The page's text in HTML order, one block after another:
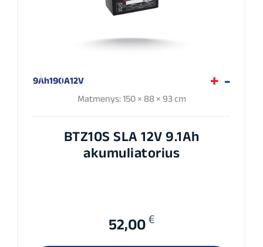
9Ah190A12V
Matmenys: 150 × 88 × 93 cm
BTZ10S SLA 12V 9.1Ah
akumuliatorius
52,00 €